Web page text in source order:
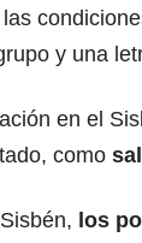
y una
en el
como
los